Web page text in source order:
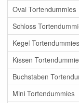
Oval Tortendummies
Schloss
Kegel Tortendummies
Kissen
Buchstaben
Mini Tortendummies